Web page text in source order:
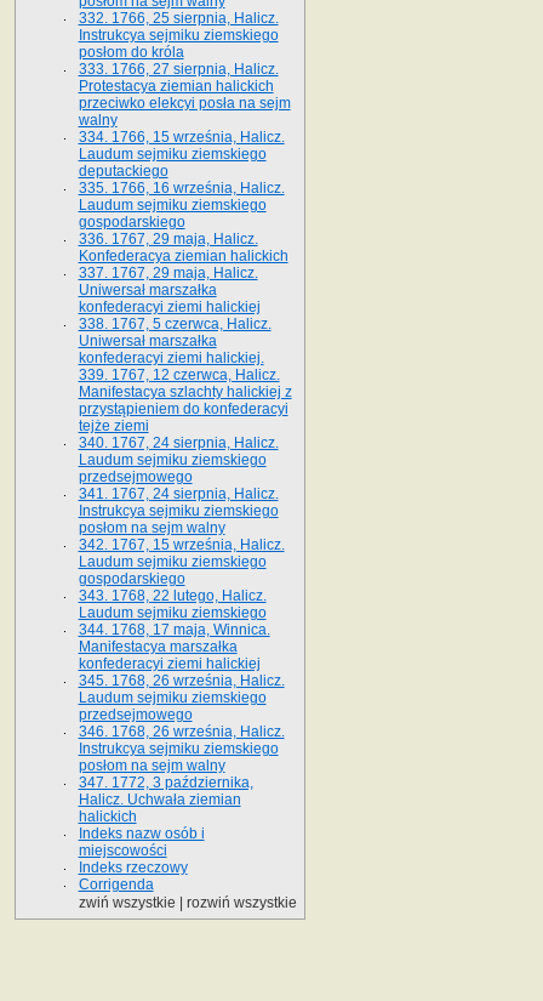
332. 1766, 25 sierpnia, Halicz.
Instrukcya sejmiku ziemskiego
posłom do króla
333. 1766, 27 sierpnia, Halicz.
Protestacya ziemian halickich
przeciwko elekcyi posła na sejm
walny
334. 1766, 15 września, Halicz.
Laudum sejmiku ziemskiego
deputackiego
335. 1766, 16 września, Halicz.
Laudum sejmiku ziemskiego
gospodarskiego
336. 1767, 29 maja, Halicz.
Konfederacya ziemian halickich
337. 1767, 29 maja, Halicz.
Uniwersał marszałka
konfederacyi ziemi halickiej
338. 1767, 5 czerwca, Halicz.
Uniwersał marszałka
konfederacyi ziemi halickiej.
339. 1767, 12 czerwca, Halicz.
Manifestacya szlachty halickiej z
przystąpieniem do konfederacyi
tejże ziemi
340. 1767, 24 sierpnia, Halicz.
Laudum sejmiku ziemskiego
przedsejmowego
341. 1767, 24 sierpnia, Halicz.
Instrukcya sejmiku ziemskiego
posłom na sejm walny
342. 1767, 15 września, Halicz.
Laudum sejmiku ziemskiego
gospodarskiego
343. 1768, 22 lutego, Halicz.
Laudum sejmiku ziemskiego
344. 1768, 17 maja, Winnica.
Manifestacya marszałka
konfederacyi ziemi halickiej
345. 1768, 26 września, Halicz.
Laudum sejmiku ziemskiego
przedsejmowego
346. 1768, 26 września, Halicz.
Instrukcya sejmiku ziemskiego
posłom na sejm walny
347. 1772, 3 października,
Halicz. Uchwała ziemian
halickich
Indeks nazw osób i
miejscowości
Indeks rzeczowy
Corrigenda
zwiń wszystkie
rozwiń wszystkie